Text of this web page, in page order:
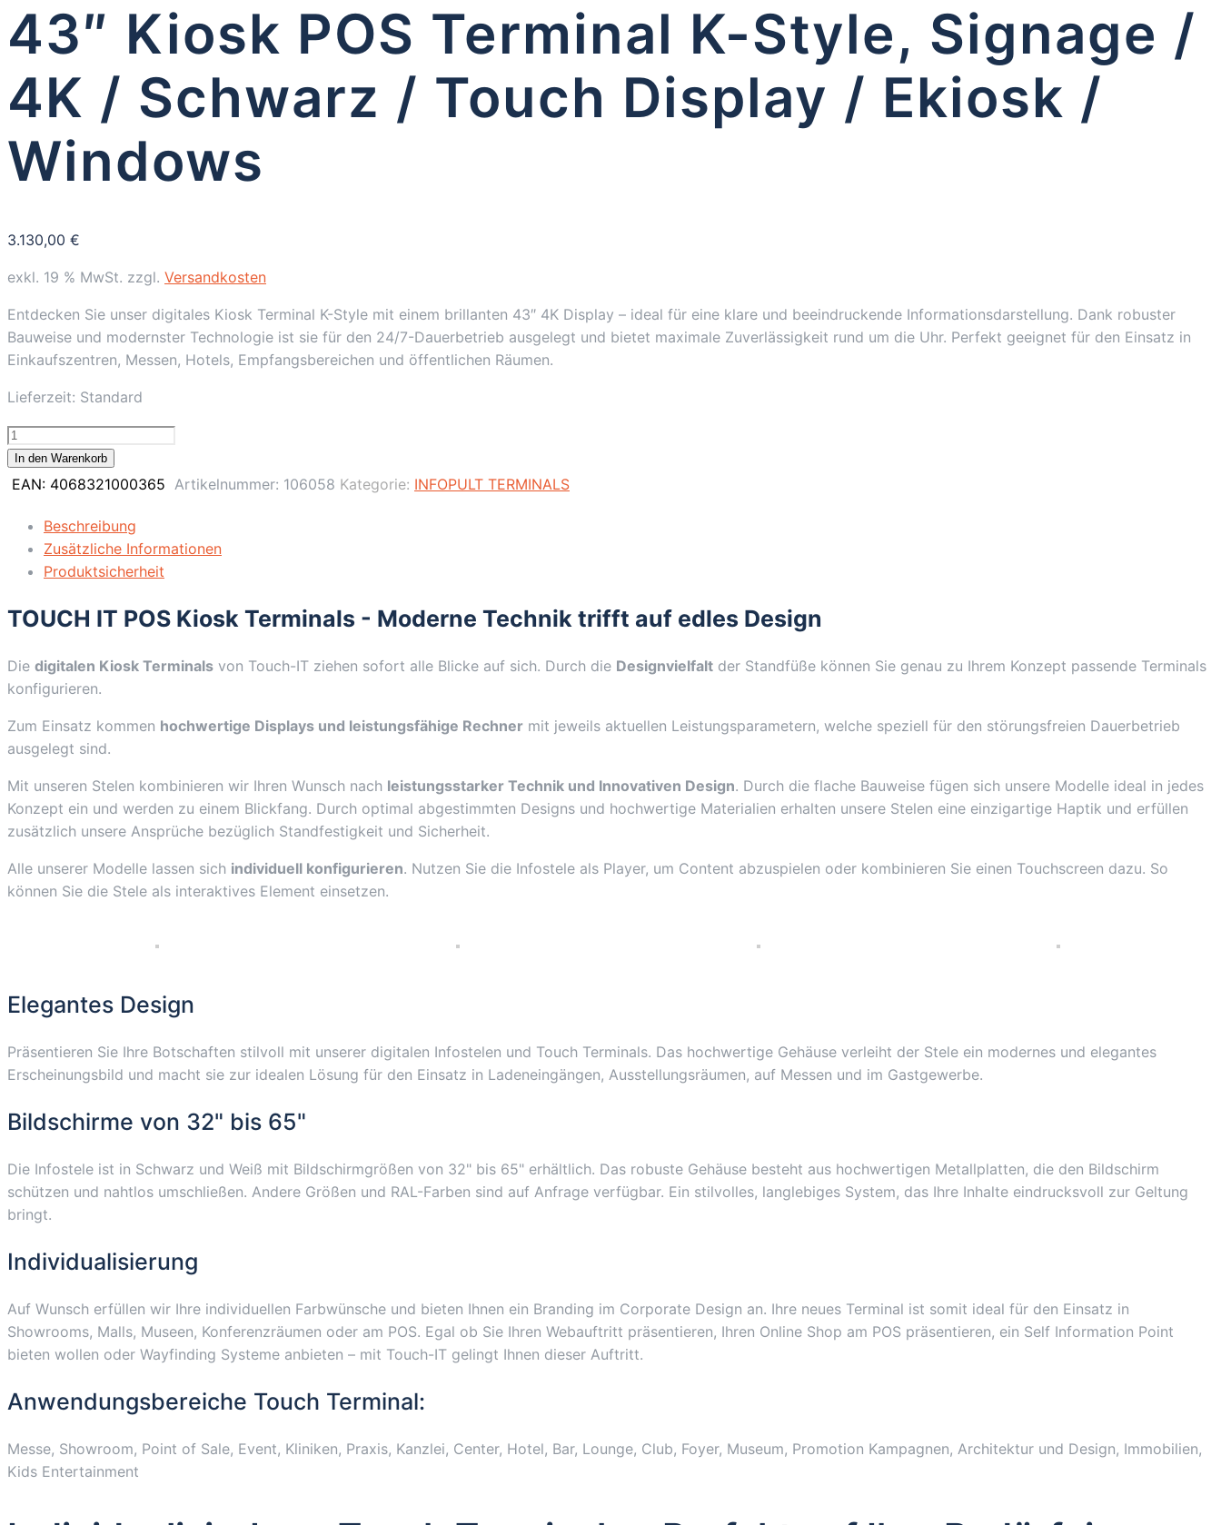
43″ Kiosk POS Terminal K-Style, Signage /
4K / Schwarz / Touch Display / Ekiosk /
Windows
3.130,00 €
exkl. 19 % MwSt. zzgl. Versandkosten
Entdecken Sie unser digitales Kiosk Terminal K-Style mit einem brillanten 43″ 4K Display – ideal für eine klare und beeindruckende Informationsdarstellung. Dank robuster
Bauweise und modernster Technologie ist sie für den 24/7-Dauerbetrieb ausgelegt und bietet maximale Zuverlässigkeit rund um die Uhr. Perfekt geeignet für den Einsatz in
Einkaufszentren, Messen, Hotels, Empfangsbereichen und öffentlichen Räumen.
Lieferzeit: Standard
43"
Kiosk
POS
Style,
Signage
4K
Schwarz
/
Display
/
/
Windows
Menge
In den Warenkorb
EAN: 4068321000365 Artikelnummer: 106058 Kategorie: INFOPULT TERMINALS
Beschreibung
Zusätzliche Informationen
Produktsicherheit
TOUCH IT POS Kiosk Terminals - Moderne Technik trifft auf edles Design
Die digitalen Kiosk Terminals von Touch-IT ziehen sofort alle Blicke auf sich. Durch die Designvielfalt der Standfüße können Sie genau zu Ihrem Konzept passende Terminals
konfigurieren.
Zum Einsatz kommen hochwertige Displays und leistungsfähige Rechner mit jeweils aktuellen Leistungsparametern, welche speziell für den störungsfreien Dauerbetrieb
ausgelegt sind.
Mit unseren Stelen kombinieren wir Ihren Wunsch nach leistungsstarker Technik und Innovativen Design. Durch die flache Bauweise fügen sich unsere Modelle ideal in jedes
Konzept ein und werden zu einem Blickfang. Durch optimal abgestimmten Designs und hochwertige Materialien erhalten unsere Stelen eine einzigartige Haptik und erfüllen
zusätzlich unsere Ansprüche bezüglich Standfestigkeit und Sicherheit.
Alle unserer Modelle lassen sich individuell konfigurieren. Nutzen Sie die Infostele als Player, um Content abzuspielen oder kombinieren Sie einen Touchscreen dazu. So
können Sie die Stele als interaktives Element einsetzen.
Elegantes Design
Präsentieren Sie Ihre Botschaften stilvoll mit unserer digitalen Infostelen und Touch Terminals. Das hochwertige Gehäuse verleiht der Stele ein modernes und elegantes
Erscheinungsbild und macht sie zur idealen Lösung für den Einsatz in Ladeneingängen, Ausstellungsräumen, auf Messen und im Gastgewerbe.
Bildschirme von 32" bis 65"
Die Infostele ist in Schwarz und Weiß mit Bildschirmgrößen von 32" bis 65" erhältlich. Das robuste Gehäuse besteht aus hochwertigen Metallplatten, die den Bildschirm
schützen und nahtlos umschließen. Andere Größen und RAL-Farben sind auf Anfrage verfügbar. Ein stilvolles, langlebiges System, das Ihre Inhalte eindrucksvoll zur Geltung
bringt.
Individualisierung
Auf Wunsch erfüllen wir Ihre individuellen Farbwünsche und bieten Ihnen ein Branding im Corporate Design an. Ihre neues Terminal ist somit ideal für den Einsatz in
Showrooms, Malls, Museen, Konferenzräumen oder am POS. Egal ob Sie Ihren Webauftritt präsentieren, Ihren Online Shop am POS präsentieren, ein Self Information Point
bieten wollen oder Wayfinding Systeme anbieten – mit Touch-IT gelingt Ihnen dieser Auftritt.
Anwendungsbereiche Touch Terminal:
Messe, Showroom, Point of Sale, Event, Kliniken, Praxis, Kanzlei, Center, Hotel, Bar, Lounge, Club, Foyer, Museum, Promotion Kampagnen, Architektur und Design, Immobilien,
Kids Entertainment